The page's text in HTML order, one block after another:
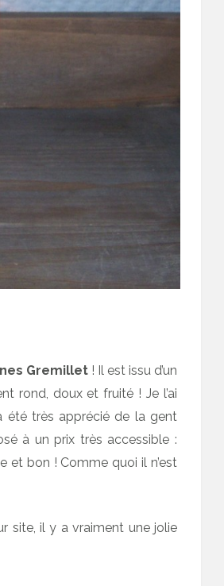
Gremillet! Il est issu d’un
rond, doux et fruité ! Je l’ai
été très apprécié de la gent
à un prix très accessible :
et bon ! Comme quoi il n’est
site, il y a vraiment une jolie